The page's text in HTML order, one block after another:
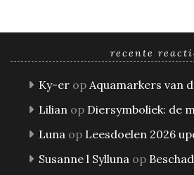
recente
Ky-er op Aquamarkers van
Lilian op Diersymboliek: de
Luna op Leesdoelen 2026
Susanne l Sylluna op